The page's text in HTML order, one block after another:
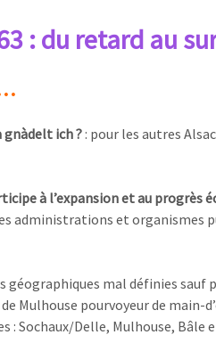
:du retard au
gnàdelt ich ?: pour les autres
à l’expansion et au progrès
administrations et organismes
géographiques mal définies sauf
Mulhouse pourvoyeur de main-
: Sochaux/Delle, Mulhouse, Bâle